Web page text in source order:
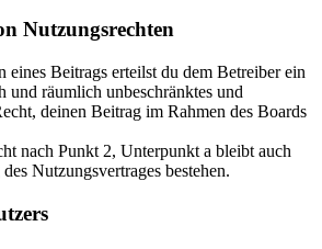
Nutzungsrechten
eines Beitrags erteilst du dem Betreiber ein
und räumlich unbeschränktes und
deinen Beitrag im Rahmen des Boards
nach Punkt 2, Unterpunkt a bleibt auch
Nutzungsvertrages bestehen.